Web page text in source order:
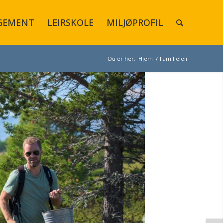
LEIRSKOLE MILJØPROFIL
Du er her: Hjem / Familieleir